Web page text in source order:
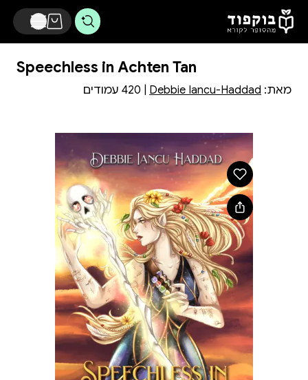
דלג לתוכן הראשי
Speechless in Achten Tan
מאת: Debbie Iancu-Haddad